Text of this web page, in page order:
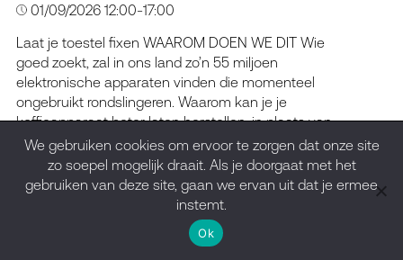
01/09/2026 12:00-17:00
Laat je toestel fixen WAAROM DOEN WE DIT Wie
goed zoekt, zal in ons land zo’n 55 miljoen
elektronische apparaten vinden die momenteel
ongebruikt rondslingeren. Waarom kan je je
koffieapparaat beter laten herstellen, in plaats van
eenvoudigweg een nieuwe te kopen? Dat het veel
beter is voor het milieu spreekt voor zich, want de
grondstoffen […]
We gebruiken cookies om ervoor te zorgen dat onze site
zo soepel mogelijk draait. Als je doorgaat met het
gebruiken van deze site, gaan we ervan uit dat je ermee
instemt.
Ok